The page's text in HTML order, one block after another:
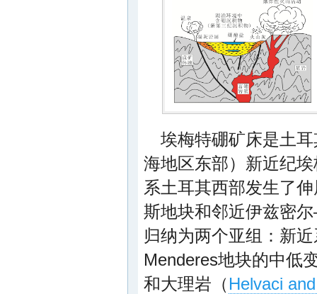
埃梅特硼矿床是土
海地区东部）新近纪
系土耳其西部发生了
斯地块和邻近伊兹密
归纳为两个亚组：新
Menderes地块的中低
和大理岩（Helvaci